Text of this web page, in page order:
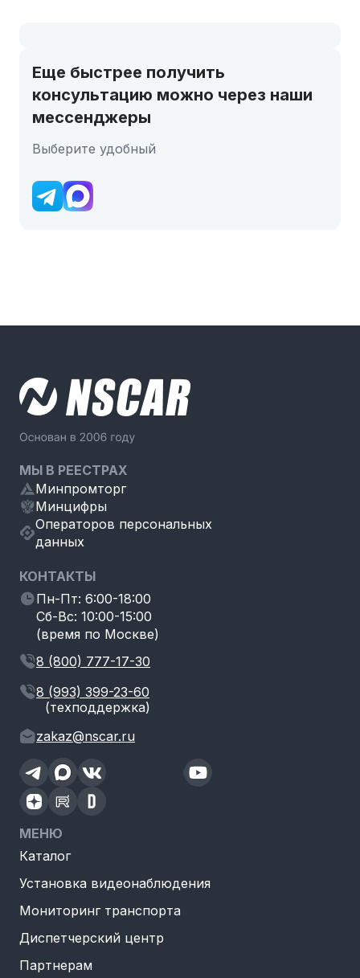
Еще быстрее получить
консультацию можно через наши
мессенджеры
Выберите удобный
МЫ В РЕЕСТРАХ
Минпромторг
Минцифры
Операторов персональных
данных
КОНТАКТЫ
Пн-Пт: 6:00-18:00
Сб-Вс: 10:00-15:00
(время по Москве)
8 (800) 777-17-30
8 (993) 399-23-60
(техподдержка)
zakaz@nscar.ru
МЕНЮ
Каталог
Установка видеонаблюдения
Мониторинг транспорта
Диспетчерский центр
Партнерам